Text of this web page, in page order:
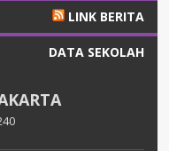
LINK BERITA
DATA SEKOLAH